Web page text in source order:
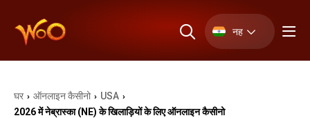
नह
घर › ऑनलाइन कैसीनो › USA ›
2026 में नेब्रास्का (NE) के खिलाड़ियों के लिए ऑनलाइन कैसीनो